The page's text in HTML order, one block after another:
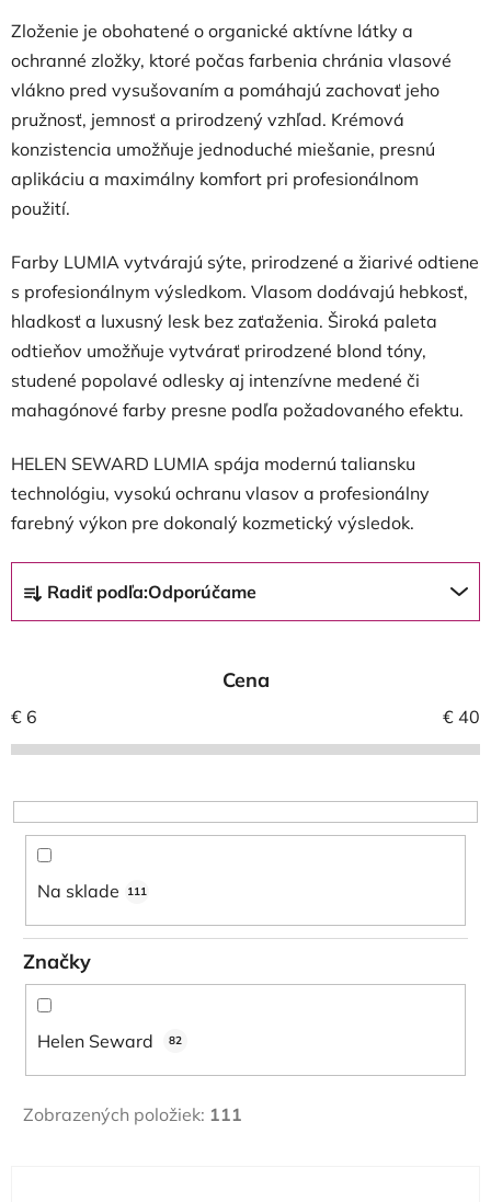
Zloženie je obohatené o organické aktívne látky a
ochranné zložky, ktoré počas farbenia chránia vlasové
vlákno pred vysušovaním a pomáhajú zachovať jeho
pružnosť, jemnosť a prirodzený vzhľad. Krémová
konzistencia umožňuje jednoduché miešanie, presnú
aplikáciu a maximálny komfort pri profesionálnom
použití.
Farby LUMIA vytvárajú sýte, prirodzené a žiarivé odtiene
s profesionálnym výsledkom. Vlasom dodávajú hebkosť,
hladkosť a luxusný lesk bez zaťaženia. Široká paleta
odtieňov umožňuje vytvárať prirodzené blond tóny,
studené popolavé odlesky aj intenzívne medené či
mahagónové farby presne podľa požadovaného efektu.
HELEN SEWARD LUMIA spája modernú taliansku
technológiu, vysokú ochranu vlasov a profesionálny
farebný výkon pre dokonalý kozmetický výsledok.
a
d
i
e
r
o
o
Radiť podľa:Odporúčame
Cena
€ 6 € 40
Na sklade 111
Značky
Helen Seward 82
Zobrazených položiek: 111